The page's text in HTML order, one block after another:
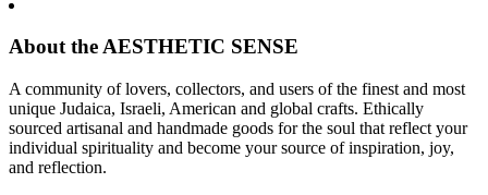
About the AESTHETIC SENSE
A community of lovers, collectors, and users of the finest and most
unique Judaica, Israeli, American and global crafts. Ethically
sourced artisanal and handmade goods for the soul that reflect your
individual spirituality and become your source of inspiration, joy,
and reflection.